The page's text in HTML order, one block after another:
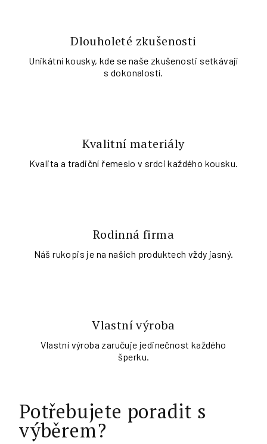
Dlouholeté zkušenosti
Unikátní kousky, kde se naše zkušenosti setkávají
s dokonalostí.
Kvalitní materiály
Kvalita a tradiční řemeslo v srdci každého kousku.
Rodinná firma
Náš rukopis je na našich produktech vždy jasný.
Vlastní výroba
Vlastní výroba zaručuje jedinečnost každého
šperku.
Potřebujete poradit s
výběrem?